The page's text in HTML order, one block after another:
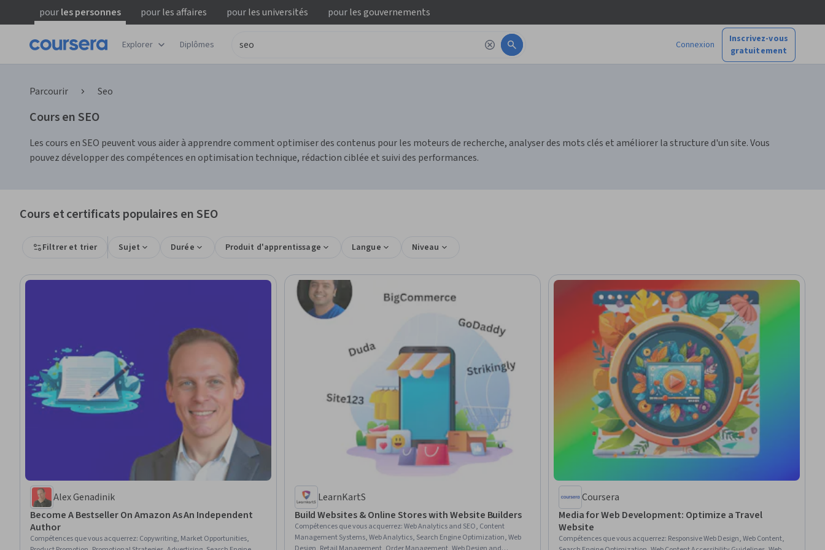
pourles personnes pourles affaires pourles universités pourles gouvernements
Explorer Diplômes Connexion
Inscrivez-vous
gratuitement
Parcourir Seo
Cours en SEO
Les cours en SEO peuvent vous aider à apprendre comment optimiser des contenus pour les moteurs de recherche, analyser des mots clés et améliorer la structure d'un site. Vous
pouvez développer des compétences en optimisation technique, rédaction ciblée et suivi des performances.
Cours et certificats populaires en SEO
Filtrer et trier Sujet Durée Produit d'apprentissage Langue Niveau
Alex Genadinik
Become A Bestseller On Amazon As An Independent
Author
Compétences que vous acquerrez: Copywriting, Market Opportunities,
LearnKartS
Build Websites & Online Stores with Website Builders
Compétences que vous acquerrez:Web Analytics and SEO, Content
Management Systems, Web Analytics, Search Engine Optimization, Web
Coursera
Media for Web Development: Optimize a Travel
Website
Compétences que vous acquerrez: Responsive Web Design, Web Content,